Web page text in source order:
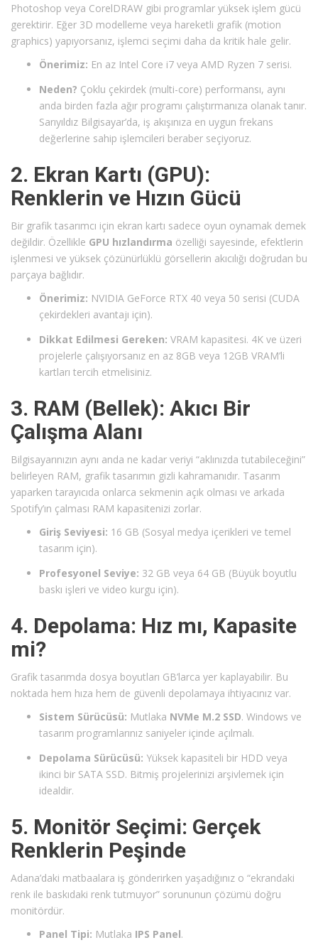
Photoshop veya CorelDRAW gibi programlar yüksek işlem gücü
gerektirir. Eğer 3D modelleme veya hareketli grafik (motion
graphics) yapıyorsanız, işlemci seçimi daha da kritik hale gelir.
Önerimiz: En az Intel Core i7 veya AMD Ryzen 7 serisi.
Neden? Çoklu çekirdek (multi-core) performansı, aynı
anda birden fazla ağır programı çalıştırmanıza olanak tanır.
Sarıyıldız Bilgisayar’da, iş akışınıza en uygun frekans
değerlerine sahip işlemcileri beraber seçiyoruz.
2. Ekran Kartı (GPU):
Renklerin ve Hızın Gücü
Bir grafik tasarımcı için ekran kartı sadece oyun oynamak demek
değildir. Özellikle GPU hızlandırma özelliği sayesinde, efektlerin
işlenmesi ve yüksek çözünürlüklü görsellerin akıcılığı doğrudan bu
parçaya bağlıdır.
Önerimiz: NVIDIA GeForce RTX 40 veya 50 serisi (CUDA
çekirdekleri avantajı için).
Dikkat Edilmesi Gereken: VRAM kapasitesi. 4K ve üzeri
projelerle çalışıyorsanız en az 8GB veya 12GB VRAM’li
kartları tercih etmelisiniz.
3. RAM (Bellek): Akıcı Bir
Çalışma Alanı
Bilgisayarınızın aynı anda ne kadar veriyi “aklınızda tutabileceğini”
belirleyen RAM, grafik tasarımın gizli kahramanıdır. Tasarım
yaparken tarayıcıda onlarca sekmenin açık olması ve arkada
Spotify’ın çalması RAM kapasitenizi zorlar.
Giriş Seviyesi: 16 GB (Sosyal medya içerikleri ve temel
tasarım için).
Profesyonel Seviye: 32 GB veya 64 GB (Büyük boyutlu
baskı işleri ve video kurgu için).
4. Depolama: Hız mı, Kapasite
mi?
Grafik tasarımda dosya boyutları GB’larca yer kaplayabilir. Bu
noktada hem hıza hem de güvenli depolamaya ihtiyacınız var.
Sistem Sürücüsü: Mutlaka NVMe M.2 SSD. Windows ve
tasarım programlarınız saniyeler içinde açılmalı.
Depolama Sürücüsü: Yüksek kapasiteli bir HDD veya
ikinci bir SATA SSD. Bitmiş projelerinizi arşivlemek için
idealdir.
5. Monitör Seçimi: Gerçek
Renklerin Peşinde
Adana’daki matbaalara iş gönderirken yaşadığınız o “ekrandaki
renk ile baskıdaki renk tutmuyor” sorununun çözümü doğru
monitördür.
Panel Tipi: Mutlaka IPS Panel.